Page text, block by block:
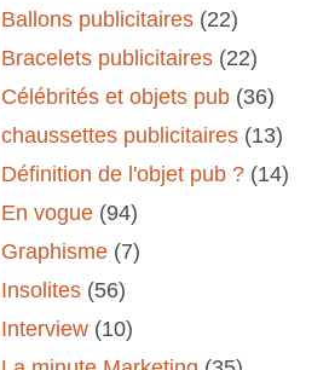
Ballons publicitaires (22)
Bracelets publicitaires (22)
Célébrités et objets pub (36)
chaussettes publicitaires (13)
Définition de l'objet pub ? (14)
En vogue (94)
Graphisme (7)
Insolites (56)
Interview (10)